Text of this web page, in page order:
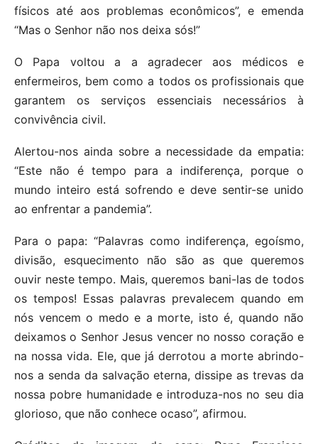
físicos até aos problemas econômicos”, e emenda
“Mas o Senhor não nos deixa sós!”
O Papa voltou a a agradecer aos médicos e
enfermeiros, bem como a todos os profissionais que
garantem os serviços essenciais necessários à
convivência civil.
Alertou-nos ainda sobre a necessidade da empatia:
“Este não é tempo para a indiferença, porque o
mundo inteiro está sofrendo e deve sentir-se unido
ao enfrentar a pandemia”.
Para o papa: “Palavras como indiferença, egoísmo,
divisão, esquecimento não são as que queremos
ouvir neste tempo. Mais, queremos bani-las de todos
os tempos! Essas palavras prevalecem quando em
nós vencem o medo e a morte, isto é, quando não
deixamos o Senhor Jesus vencer no nosso coração e
na nossa vida. Ele, que já derrotou a morte abrindo-
nos a senda da salvação eterna, dissipe as trevas da
nossa pobre humanidade e introduza-nos no seu dia
glorioso, que não conhece ocaso”, afirmou.